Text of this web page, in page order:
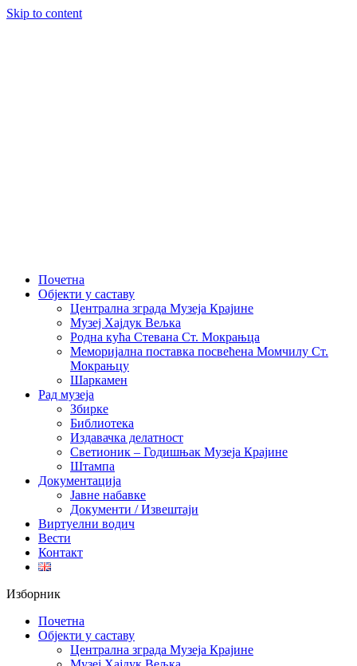
Skip to content
Почетна
Објекти у саставу
Централна зграда Музеја Крајине
Музеј Хајдук Вељка
Родна кућа Стевана Ст. Мокрањца
Меморијална поставка посвећена Момчилу Ст.
Мокрањцу
Шаркамен
Рад музеја
Збирке
Библиотека
Издавачка делатност
Светионик – Годишњак Музеја Крајине
Штампа
Документација
Јавне набавке
Документи / Извештаји
Виртуелни водич
Вести
Контакт
Изборник
Почетна
Објекти у саставу
Централна зграда Музеја Крајине